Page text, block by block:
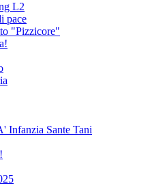
L2
pace
"Pizzicore"
Infanzia Sante Tani